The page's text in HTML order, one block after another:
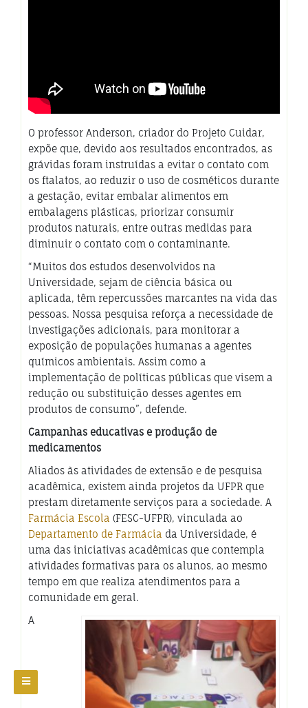
O professor Anderson, criador do Projeto Cuidar,
expõe que, devido aos resultados encontrados, as
grávidas foram instruídas a evitar o contato com
os ftalatos, ao reduzir o uso de cosméticos durante
a gestação, evitar embalar alimentos em
embalagens plásticas, priorizar consumir
produtos naturais, entre outras medidas para
diminuir o contato com o contaminante.
“Muitos dos estudos desenvolvidos na
Universidade, sejam de ciência básica ou
aplicada, têm repercussões marcantes na vida das
pessoas. Nossa pesquisa reforça a necessidade de
investigações adicionais, para monitorar a
exposição de populações humanas a agentes
químicos ambientais. Assim como a
implementação de políticas públicas que visem a
redução ou substituição desses agentes em
produtos de consumo”, defende.
Campanhas educativas e produção de
medicamentos
Aliados às atividades de extensão e de pesquisa
acadêmica, existem ainda projetos da UFPR que
prestam diretamente serviços para a sociedade. A
Farmácia Escola (FESC-UFPR), vinculada ao
Departamento de Farmácia da Universidade, é
uma das iniciativas acadêmicas que contempla
atividades formativas para os alunos, ao mesmo
tempo em que realiza atendimentos para a
comunidade em geral.
A